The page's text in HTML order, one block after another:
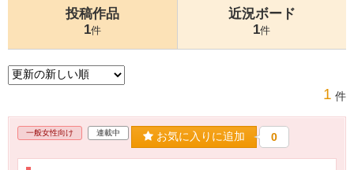
投稿作品
1件
近況ボード
1件
1 件
一般女性向け 連載中 お気に入りに追加 0